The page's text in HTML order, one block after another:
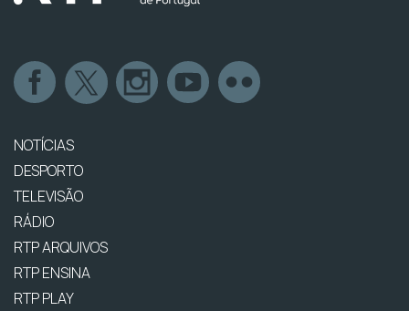
NOTÍCIAS
DESPORTO
TELEVISÃO
RÁDIO
RTP ARQUIVOS
RTP ENSINA
RTP PLAY